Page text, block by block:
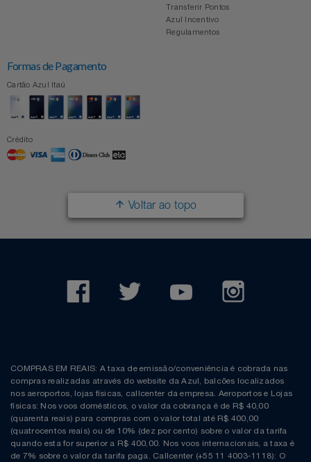
Transferir Pontos
Azul Incentivo
Regulamentos
Formas de Pagamento
Cartão Azul Itaú
Crédito
Voltar ao topo
COMPRAS EM REAIS: A taxa de emissão/conveniência é cobrada nas
compras realizadas através do website da Azul, balcões localizados
nos aeroportos, lojas físicas, callcenter da empresa. Aeroportos e Lojas
físicas: Nos voos domésticos, o valor da cobrança é de R$ 40,00
(quarenta reais) para compras com o valor total até R$ 400,00
(quatrocentos reais) ou de 10% (dez por cento) sobre o valor da tarifa
quando esta for superior a R$ 400,00. Nos voos internacionais, a taxa é
de 7% sobre o valor da tarifa paga. Callcenter (+55 11 4003-1118): O